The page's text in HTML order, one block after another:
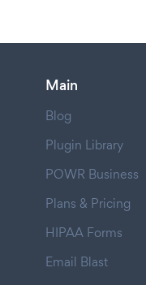
Main
Blog
Plugin Library
POWR Business
Plans & Pricing
HIPAA Forms
Email Blast